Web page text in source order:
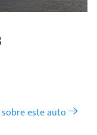
este auto